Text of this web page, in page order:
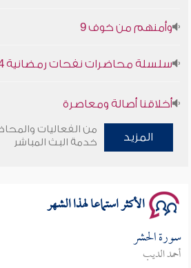
وأمنهم من خوف 9
سلسلة محاضرات نفحات رمضانية 1444هـ
أخلاقنا أصالة ومعاصرة
وأمنهم من خوف 9
المزيد
من الفعاليات
خدمة البث المباشر
الأكثر استماعا لهذا الشهر
سورة الحشر
أحمد الديب